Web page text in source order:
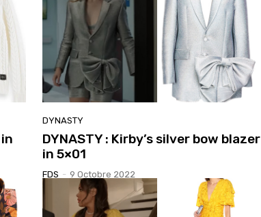
DYNASTY
DYNASTY : Kirby’s silver bow blazer
in 5×01
FDS - 9 Octobre 2022